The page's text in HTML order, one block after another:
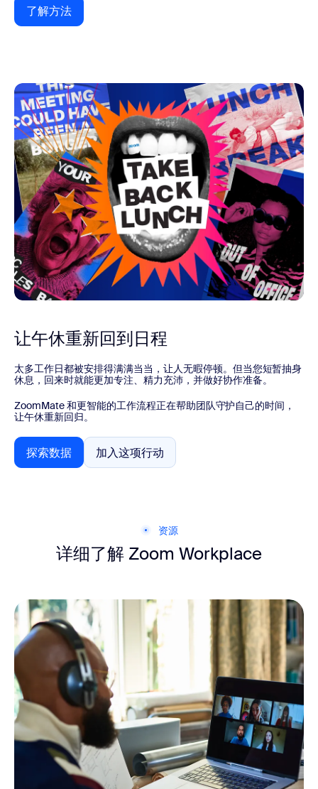
了解方法
了解方法
让午休重新回到日程
太多工作日都被安排得满满当当，让人无暇停顿。但当您短暂抽身
休息，回来时就能更加专注、精力充沛，并做好协作准备。
ZoomMate 和更智能的工作流程正在帮助团队守护自己的时间，
让午休重新回归。
探索数据
探索数据 加入这项行动
加入这项行动
资源
详细了解 Zoom Workplace